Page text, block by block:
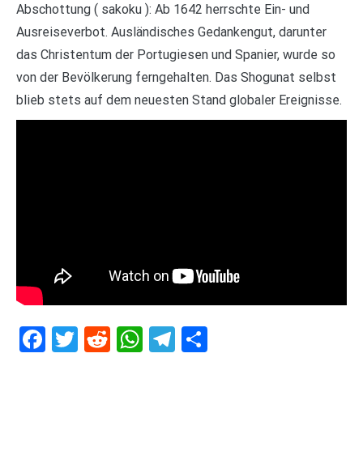
Abschottung ( sakoku ): Ab 1642 herrschte Ein- und
Ausreiseverbot. Ausländisches Gedankengut, darunter
das Christentum der Portugiesen und Spanier, wurde so
von der Bevölkerung ferngehalten. Das Shogunat selbst
blieb stets auf dem neuesten Stand globaler Ereignisse.
Facebook
Twitter
RedditWhatsApp
Telegram